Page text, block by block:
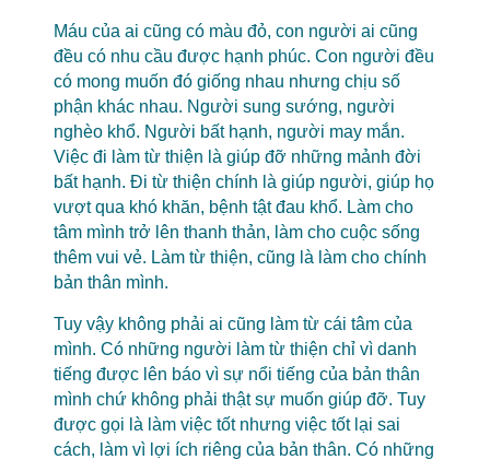
Máu của ai cũng có màu đỏ, con người ai cũng
đều có nhu cầu được hạnh phúc. Con người đều
có mong muốn đó giống nhau nhưng chịu số
phận khác nhau. Người sung sướng, người
nghèo khổ. Người bất hạnh, người may mắn.
Việc đi làm từ thiện là giúp đỡ những mảnh đời
bất hạnh. Đi từ thiện chính là giúp người, giúp họ
vượt qua khó khăn, bệnh tật đau khổ. Làm cho
tâm mình trở lên thanh thản, làm cho cuộc sống
thêm vui vẻ. Làm từ thiện, cũng là làm cho chính
bản thân mình.
Tuy vậy không phải ai cũng làm từ cái tâm của
mình. Có những người làm từ thiện chỉ vì danh
tiếng được lên báo vì sự nổi tiếng của bản thân
mình chứ không phải thật sự muốn giúp đỡ. Tuy
được gọi là làm việc tốt nhưng việc tốt lại sai
cách, làm vì lợi ích riêng của bản thân. Có những